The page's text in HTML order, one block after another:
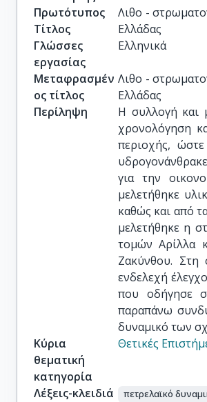
Πρωτότυπος
Τίτλος
Λιθο -
Ελλάδας
Γλώσσες
εργασίας
Ελληνικά
Μεταφρασμέν
ος τίτλος
Λιθο -
Ελλάδας
Περίληψη
Η συλλογή και
χρονολόγηση
περιοχής,
για την
μελετήθηκε
καθώς και από
μελετήθηκε η
τομών Αρίλλα
Ζακύνθου. Στη
ενδελεχή
που οδήγησε
παραπάνω
δυναμικό των
Κύρια
θεματική
κατηγορία
Θετικές
Λέξεις-κλειδιά πετρελαϊκό